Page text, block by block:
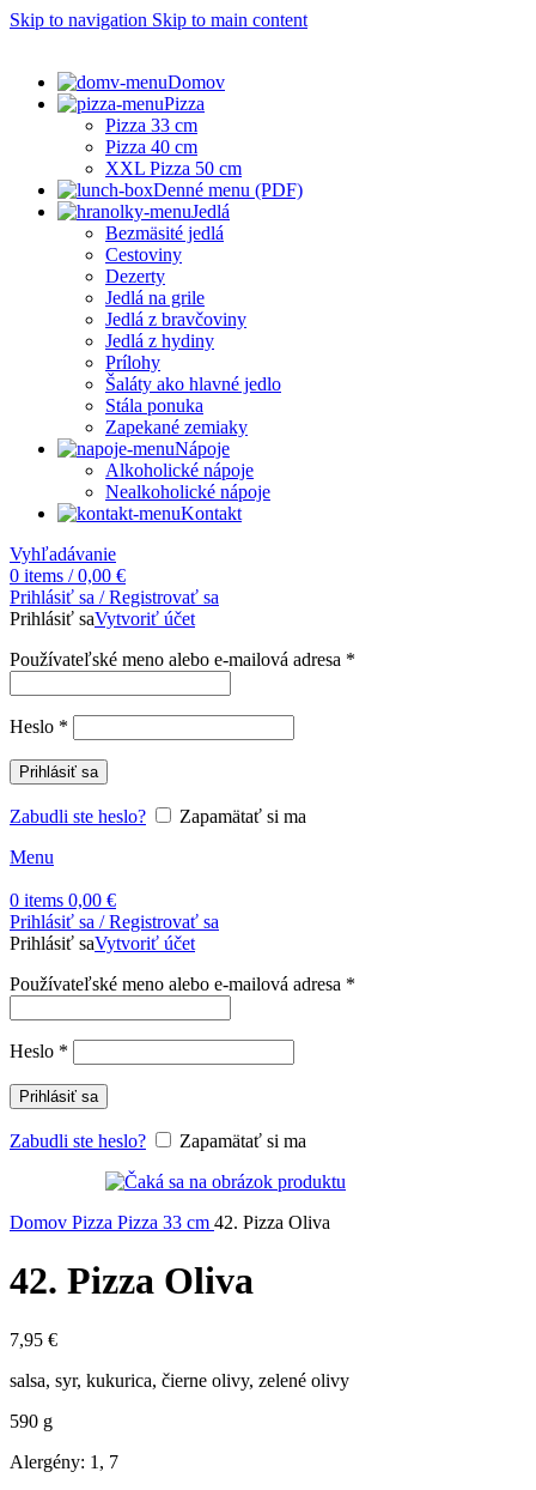
Skip to navigation Skip to main content
Domov
Pizza
Pizza 33 cm
Pizza 40 cm
XXL Pizza 50 cm
Denné menu (PDF)
Jedlá
Bezmäsité jedlá
Cestoviny
Dezerty
Jedlá na grile
Jedlá z bravčoviny
Jedlá z hydiny
Prílohy
Šaláty ako hlavné jedlo
Stála ponuka
Zapekané zemiaky
Nápoje
Alkoholické nápoje
Nealkoholické nápoje
Kontakt
Vyhľadávanie
0 items / 0,00 €
Prihlásiť sa / Registrovať sa
Prihlásiť saVytvoriť účet
Používateľské meno alebo e-mailová adresa *
Heslo *
Prihlásiť sa
Zabudli ste heslo?
Zapamätať si ma
Menu
0 items 0,00 €
Prihlásiť sa / Registrovať sa
Prihlásiť saVytvoriť účet
Používateľské meno alebo e-mailová adresa *
Heslo *
Prihlásiť sa
Zabudli ste heslo? Zapamätať si ma
Domov Pizza Pizza 33 cm 42. Pizza Oliva
42. Pizza Oliva
7,95 €
salsa, syr, kukurica, čierne olivy, zelené olivy
590 g
Alergény: 1, 7